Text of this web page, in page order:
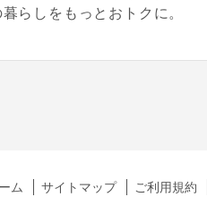
らしをもっとおトクに。
ム サイトマップ ご利用規約